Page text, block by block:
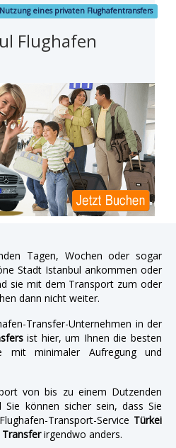
eines privaten Flughafentransfers
Flughafen
Tagen, Wochen oder sogar
Stadt Istanbul ankommen oder
sie mit dem Transport zum oder
dann nicht weiter.
Transfer-Unternehmen in der
ist hier, um Ihnen die besten
mit minimaler Aufregung und
von bis zu einem Dutzenden
Sie können sicher sein, dass Sie
Transport-Service Türkei
Transferirgendwo anders.